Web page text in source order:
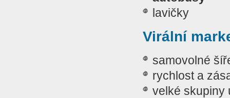
lavičky
Virální
samovolné
rychlost a
velké skupiny